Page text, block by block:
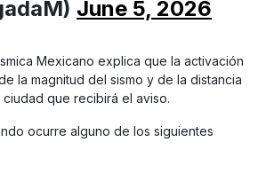
June 5, 2026
Mexicano explica que la activación
la magnitud del sismo y de la distancia
que recibirá el aviso.
ocurre alguno de los siguientes